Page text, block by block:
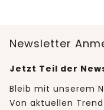
Newsletter
Jetzt Teil der
Bleib mit unserem
Von aktuellen